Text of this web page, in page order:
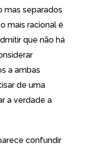
mas separados
mais racional é
que não há
a ambas
de uma
a verdade a
confundir